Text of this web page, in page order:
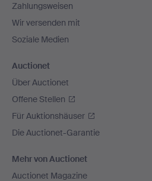
Zahlungsweisen
Wir versenden mit
Soziale Medien
Auctionet
Über Auctionet
Offene Stellen
Für Auktionshäuser
Die Auctionet-Garantie
Mehr von Auctionet
Auctionet Magazine